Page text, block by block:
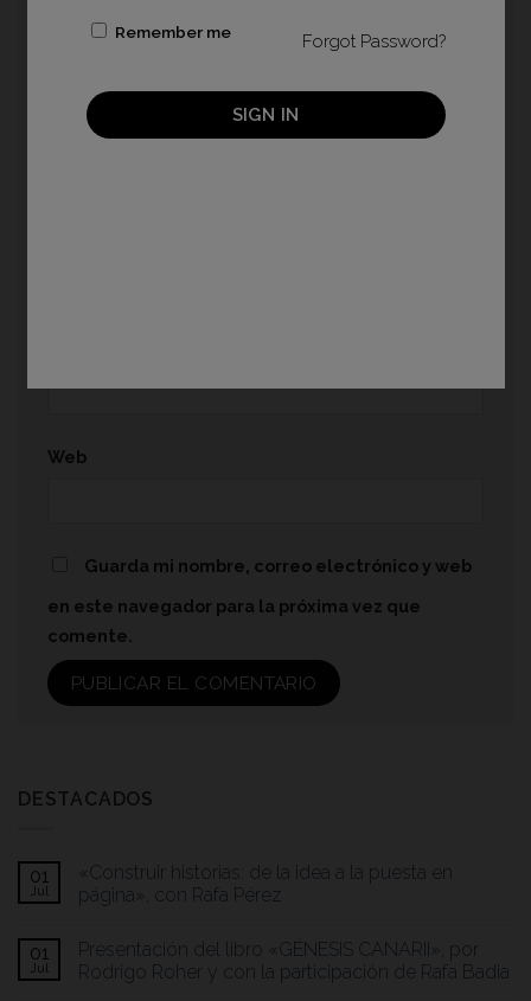
Comentario*
Web
Guarda mi nombre, correo electrónico y web
en este navegador para la próxima vez que
comente.
DESTACADOS
01
Jul
«Construir historias: de la idea a la puesta en
página», con Rafa Pérez
01
Jul
Presentación del libro «GÉNESIS CANARII», por
Rodrigo Roher y con la participación de Rafa Badia
Remember me Forgot Password?
SIGN IN